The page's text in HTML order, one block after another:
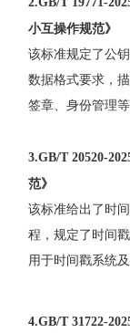
小互操作规范》
该标准规定了公
数据格式要求，
签章、身份管理
3.GB/T 20520-
范》
该标准给出了时
程，规定了时间
用于时间戳系统
4.GB/T 31722-